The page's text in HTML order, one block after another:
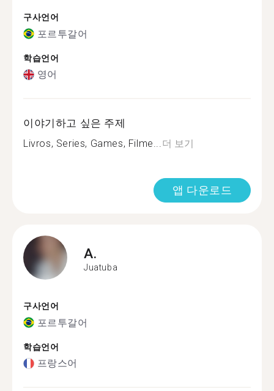
구사언어
포르투갈어
학습언어
영어
이야기하고 싶은 주제
Livros, Series, Games, Filme...더 보기
앱 다운로드
A.
Juatuba
구사언어
포르투갈어
학습언어
프랑스어